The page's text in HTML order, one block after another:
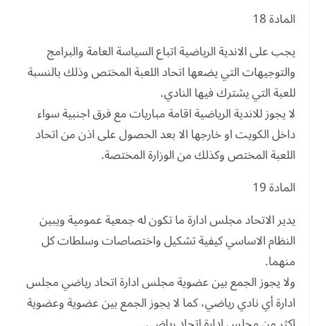
المادة 18
يجب على الاندية الرياضية اتباع السياسة العامة والبرامج
والتوجيهات التي يضعها اتحاد اللعبة المختص وذلك بالنسبة
للعبة التي يشترك فيها النادي.
لا يجوز للاندية الرياضية اقامة مباريات مع فرق اجنبية سواء
داخل الكويت او خارجها الا بعد الحصول على اذن من اتحاد
اللعبة المختص وكذلك من الوزارة المختصة.
المادة 19
يدير الاتحاد مجلس ادارة ما تكون له جمعية عمومية ويبين
النظام الاساسي كيفية تشكيل واختصاصات وسلطات كل
منهما.
ولا يجوز الجمع بين عضوية مجلس ادارة اتحاد رياضي مجلس
ادارة أي نادي رياضي، كما لا يجوز الجمع بين عضوية وعضوية